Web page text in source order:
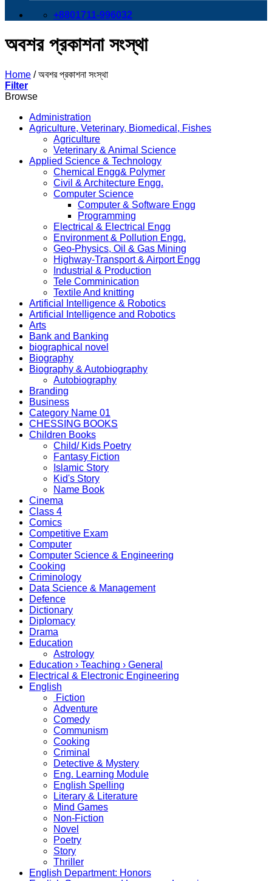
+8801711-996032
অবশর প্রকাশনা সংস্থা
Home /অবশর প্রকাশনা সংস্থা
Filter
Browse
Administration
Agriculture, Veterinary, Biomedical, Fishes
Agriculture
Veterinary & Animal Science
Applied Science & Technology
Chemical Engg& Polymer
Civil & Architecture Engg.
Computer Science
Computer & Software Engg
Programming
Electrical & Electrical Engg
Environment & Pollution Engg.
Geo-Physics, Oil & Gas Mining
Highway-Transport & Airport Engg
Industrial & Production
Tele Comminication
Textile And knitting
Artificial Intelligence & Robotics
Artificial Intelligence and Robotics
Arts
Bank and Banking
biographical novel
Biography
Biography & Autobiography
Autobiography
Branding
Business
Category Name 01
CHESSING BOOKS
Children Books
Child/ Kids Poetry
Fantasy Fiction
Islamic Story
Kid's Story
Name Book
Cinema
Class 4
Comics
Competitive Exam
Computer
Computer Science & Engineering
Cooking
Criminology
Data Science & Management
Defence
Dictionary
Diplomacy
Drama
Education
Astrology
Education › Teaching › General
Electrical & Electronic Engineering
English
Fiction
Adventure
Comedy
Communism
Cooking
Criminal
Detective & Mystery
Eng. Learning Module
English Spelling
Literary & Literature
Mind Games
Non-Fiction
Novel
Poetry
Story
Thriller
English Department: Honors